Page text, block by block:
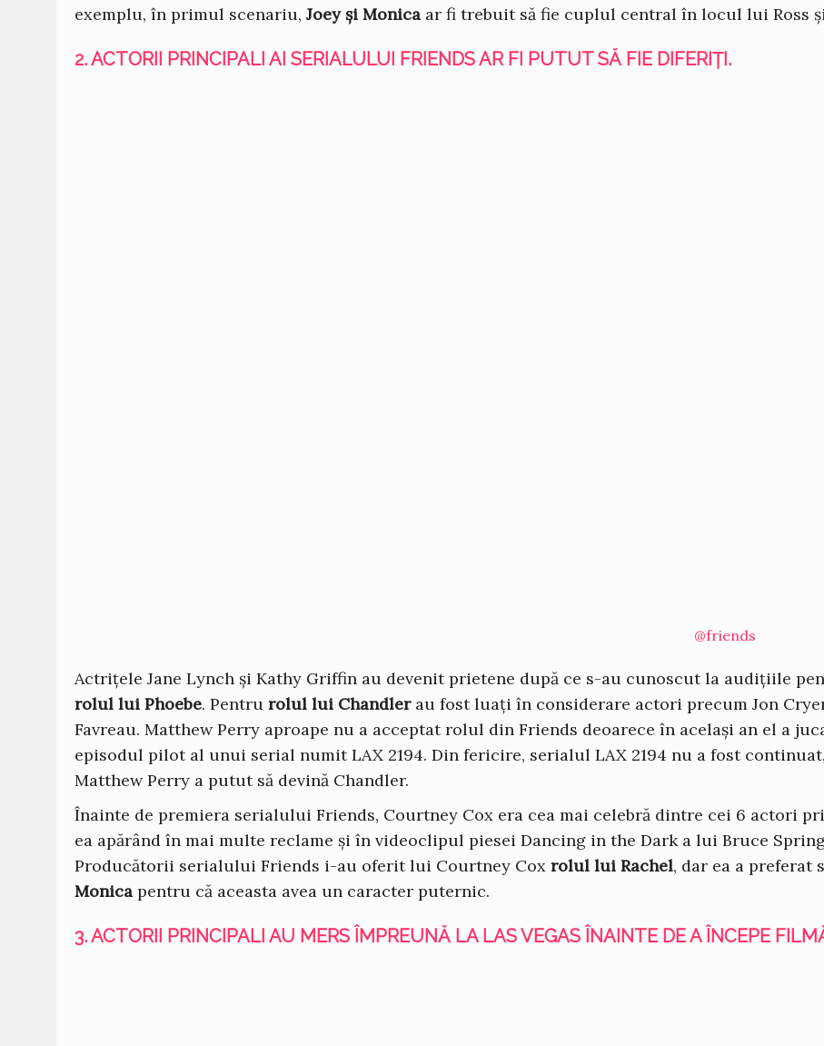
exemplu, în primul scenariu, Joey și Monica ar fi trebuit să fie cuplul central în locul lui Ross
2. ACTORII PRINCIPALI AI SERIALULUI FRIENDS AR FI PUTUT SĂ FIE DIFERIȚI.
@friends
Actrițele Jane Lynch și Kathy Griffin au devenit prietene după ce s-au cunoscut la audițiile
rolul lui Phoebe. Pentru rolul lui Chandlerau fost luați în considerare actori precum Jon
Favreau. Matthew Perry aproape nu a acceptat rolul din Friends deoarece în același an el a
episodul pilot al unui serial numit LAX 2194. Din fericire, serialul LAX 2194 nu a fost
Matthew Perry a putut să devină Chandler.
Înainte de premiera serialului Friends, Courtney Cox era cea mai celebră dintre cei 6 actori
ea apărând în mai multe reclame și în videoclipul piesei Dancing in the Dark a lui Bruce
Producătorii serialului Friends i-au oferit lui Courtney Cox rolul lui Rachel, dar ea a preferat
Monica pentru că aceasta avea un caracter puternic.
3. ACTORII PRINCIPALI AU MERS ÎMPREUNĂ LA LAS VEGAS ÎNAINTE DE A ÎNCEPE